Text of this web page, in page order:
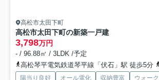
高松市太田下町
高松市太田下町の新築一戸建
3,798万円
- / 96.88㎡ / 3LDK /予定
高松琴平電気鉄道琴平線「伏石」駅 徒歩5分
陽当り良好 オール電化 収納豊富
ウォー